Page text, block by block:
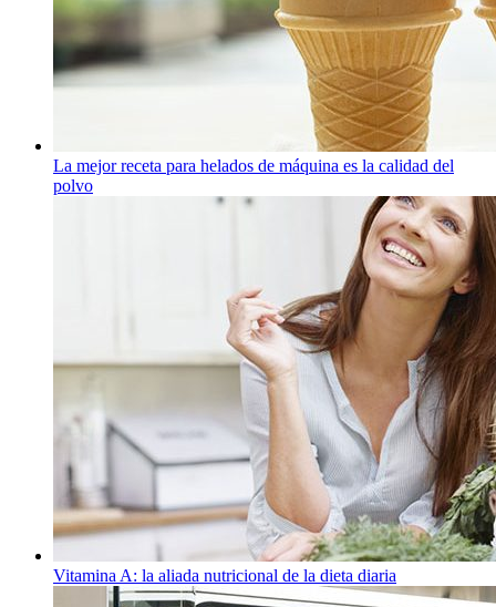
La mejor receta para helados de máquina es la calidad del
polvo
Vitamina A: la aliada nutricional de la dieta diaria